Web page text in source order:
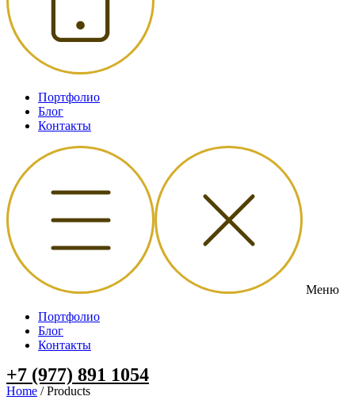
Портфолио
Блог
Контакты
Меню
Портфолио
Блог
Контакты
+7 (977) 891 1054
Home / Products